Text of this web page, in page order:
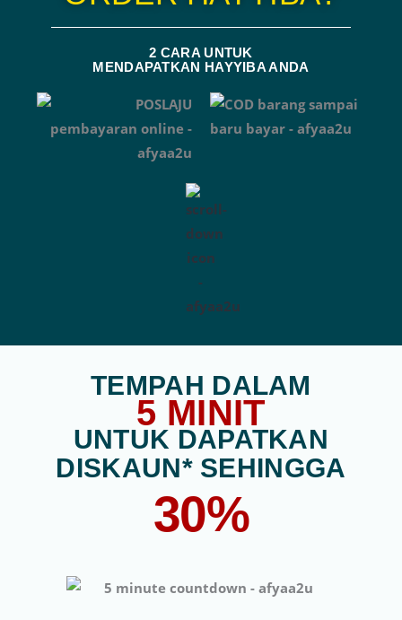
2 CARA UNTUK
MENDAPATKAN HAYYIBA ANDA
TEMPAH DALAM
5 MINIT
UNTUK DAPATKAN
DISKAUN* SEHINGGA
30%